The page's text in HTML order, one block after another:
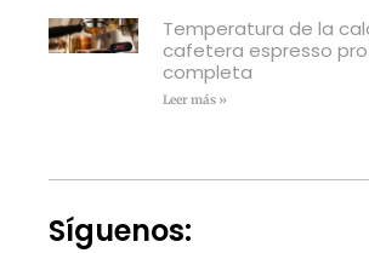
Temperatura de la
cafetera espresso
completa
Leer más »
Síguenos: